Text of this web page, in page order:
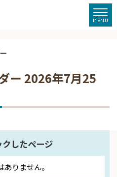
ー 2026年7月25
したページ
りません。